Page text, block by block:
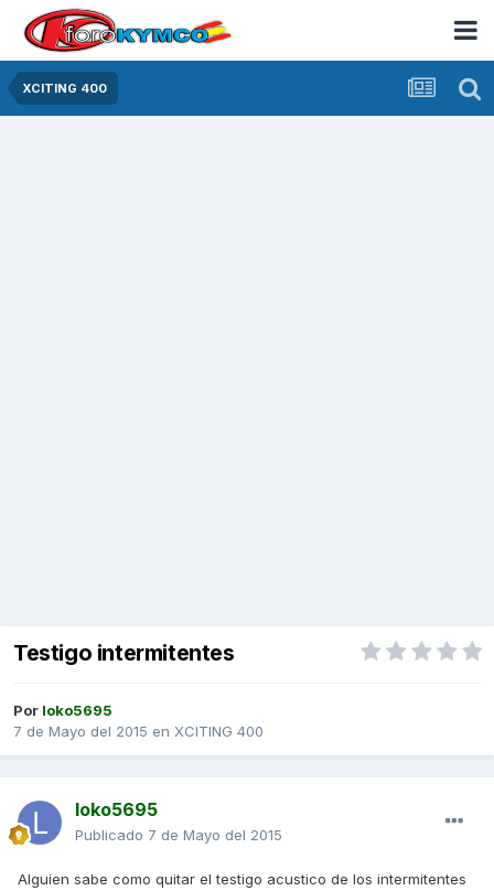
XCITING 400
Testigo intermitentes
Por loko5695
7 de Mayo del 2015 en XCITING 400
loko5695
Publicado 7 de Mayo del 2015
Alguien sabe como quitar el testigo acustico de los intermitentes